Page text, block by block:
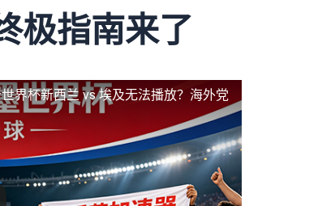
极指南来了
界杯新西兰 vs 埃及无法播放？海外党